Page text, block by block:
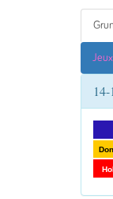
Jeux